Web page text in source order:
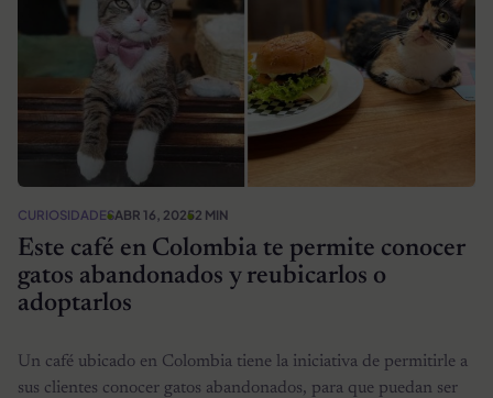
CURIOSIDADESABR 16, 20252 MIN
Este café en Colombia te permite conocer
gatos abandonados y reubicarlos o
adoptarlos
Un café ubicado en Colombia tiene la iniciativa de permitirle a
sus clientes conocer gatos abandonados, para que puedan ser